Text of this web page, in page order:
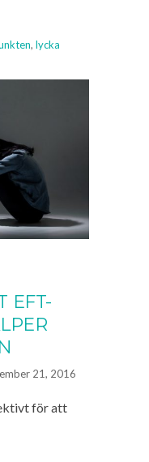
, lycka
EFT-
21, 2016
för att